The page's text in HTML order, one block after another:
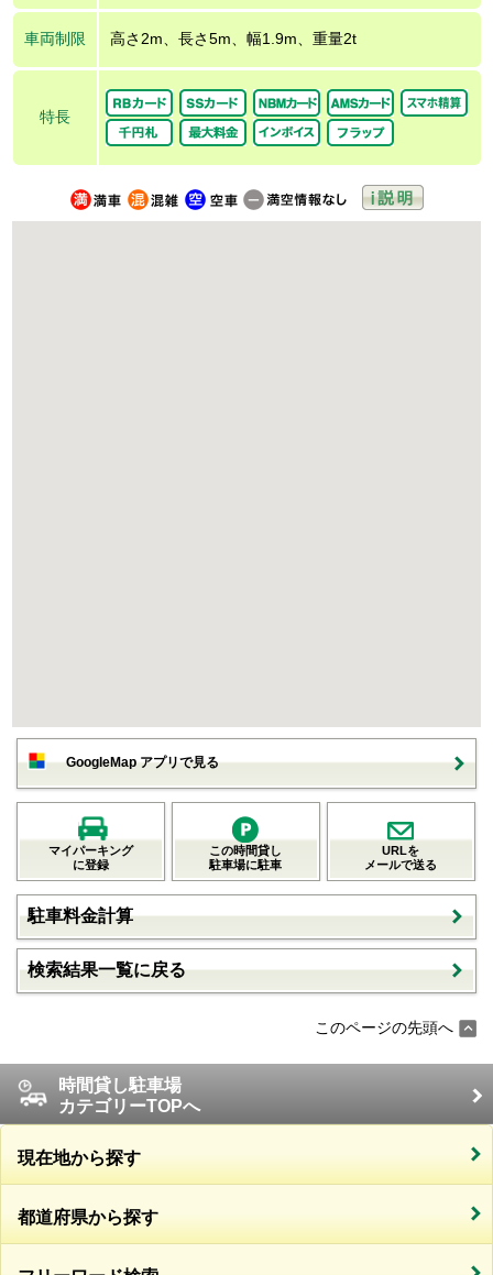
車両制限 高さ2m、長さ5m、幅1.9m、重量2t
特長
GoogleMap アプリで見る
マイパーキング
に登録
この時間貸し
駐車場に駐車
URLを
メールで送る
駐車料金計算
検索結果一覧に戻る
このページの先頭へ
時間貸し駐車場
カテゴリーTOPへ
現在地から探す
都道府県から探す